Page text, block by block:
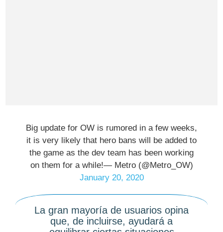
Big update for OW is rumored in a few weeks,
it is very likely that hero bans will be added to
the game as the dev team has been working
on them for a while!— Metro (@Metro_OW)
January 20, 2020
La gran mayoría de usuarios opina
que, de incluirse, ayudará a